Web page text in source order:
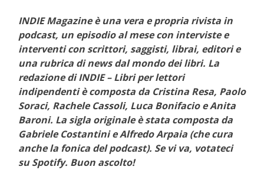
INDIE Magazine è una vera e propria rivista in
podcast, un episodio al mese con interviste e
interventi con scrittori, saggisti, librai, editori e
una rubrica di news dal mondo dei libri. La
redazione di INDIE – Libri per lettori
indipendenti è composta da Cristina Resa, Paolo
Soraci, Rachele Cassoli, Luca Bonifacio e Anita
Baroni. La sigla originale è stata composta da
Gabriele Costantini e Alfredo Arpaia (che cura
anche la fonica del podcast). Se vi va, votateci
su Spotify. Buon ascolto!